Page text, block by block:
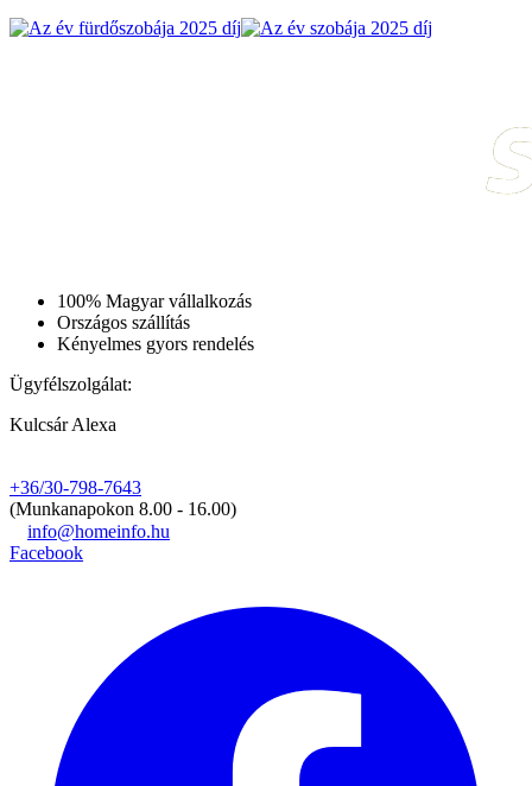
100% Magyar vállalkozás
Országos szállítás
Kényelmes gyors rendelés
Ügyfélszolgálat:
Kulcsár Alexa
+36/30-798-7643
(Munkanapokon 8.00 - 16.00)
info@homeinfo.hu
Facebook